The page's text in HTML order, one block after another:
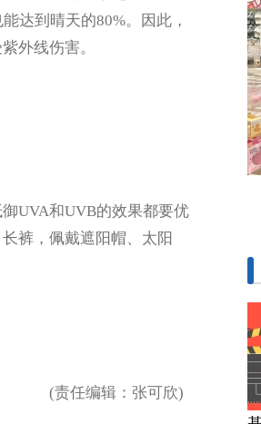
达到晴天的80%。因此，
外线伤害。
UVA和UVB的效果都要优
裤，佩戴遮阳帽、太阳
(责任编辑：张可欣)